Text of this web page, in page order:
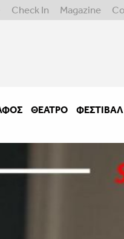
Check In Magazine
ΘΈΑΤΡΟ ΦΕΣΤΙΒΑΛ